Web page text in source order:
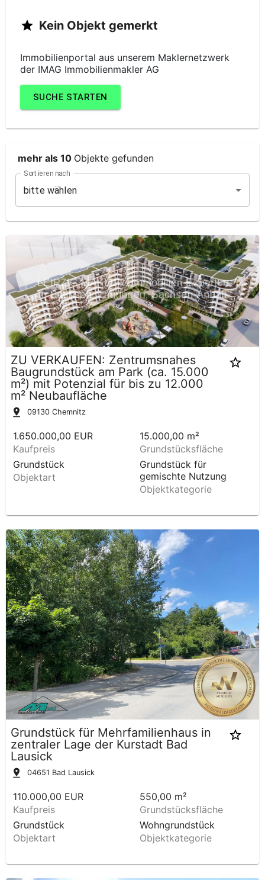
Kein Objekt gemerkt
Immobilienportal aus unserem Maklernetzwerk
der IMAG Immobilienmakler AG
SUCHE STARTEN
mehr als 10 Objekte gefunden
Sortieren nach
bitte wählen
ZU VERKAUFEN: Zentrumsnahes
Baugrundstück am Park (ca. 15.000
m²) mit Potenzial für bis zu 12.000
m² Neubaufläche
09130 Chemnitz
1.650.000,00 EUR
Kaufpreis
15.000,00 m²
Grundstücksfläche
Grundstück
Objektart
Grundstück für
gemischte Nutzung
Objektkategorie
Grundstück für Mehrfamilienhaus in
zentraler Lage der Kurstadt Bad
Lausick
04651 Bad Lausick
110.000,00 EUR
Kaufpreis
550,00 m²
Grundstücksfläche
Grundstück
Objektart
Wohngrundstück
Objektkategorie